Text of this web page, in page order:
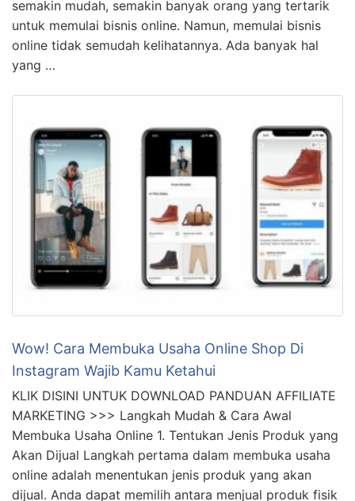
yang sedang meningkat saat ini. Dengan
perkembangan teknologi dan akses internet yang
semakin mudah, semakin banyak orang yang tertarik
online tidak semudah kelihatannya. Ada banyak hal
Wow! Cara Membuka Usaha Online Shop Di
Instagram Wajib Kamu Ketahui
KLIK DISINI UNTUK DOWNLOAD PANDUAN AFFILIATE
MARKETING >>> Langkah Mudah & Cara Awal
Membuka Usaha Online 1. Tentukan Jenis Produk yang